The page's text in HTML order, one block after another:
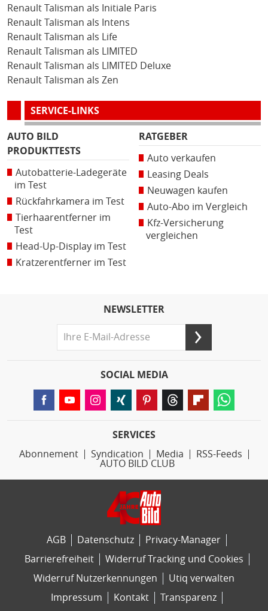
Renault Talisman als Initiale Paris
Renault Talisman als Intens
Renault Talisman als Life
Renault Talisman als LIMITED
Renault Talisman als LIMITED Deluxe
Renault Talisman als Zen
SERVICE-LINKS
AUTO BILD
PRODUKTTESTS
Autobatterie-Ladegeräte
im Test
Rückfahrkamera im Test
Tierhaarentferner im
Test
Head-Up-Display im Test
Kratzerentferner im Test
RATGEBER
Auto verkaufen
Leasing Deals
Neuwagen kaufen
Auto-Abo im Vergleich
Kfz-Versicherung
vergleichen
NEWSLETTER
SOCIAL MEDIA
SERVICES
Abonnement
Syndication Media
RSS-Feeds
AUTO BILD CLUB
AGB Datenschutz
Privacy-Manager
Barrierefreiheit
Widerruf Tracking und Cookies
Widerruf Nutzerkennungen
Utiq verwalten
Impressum
Kontakt
Transparenz